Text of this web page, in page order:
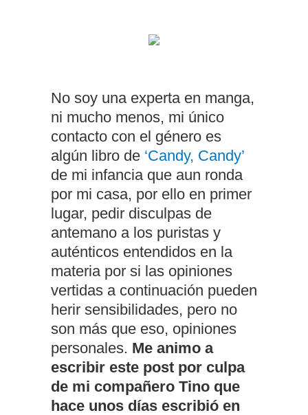
No soy una experta en manga,
ni mucho menos, mi único
contacto con el género es
algún libro de ‘Candy, Candy’
de mi infancia que aun ronda
por mi casa, por ello en primer
lugar, pedir disculpas de
antemano a los puristas y
auténticos entendidos en la
materia por si las opiniones
vertidas a continuación pueden
herir sensibilidades, pero no
son más que eso, opiniones
personales. Me animo a
escribir este post por culpa
de mi compañero Tino que
hace unos días escribió en